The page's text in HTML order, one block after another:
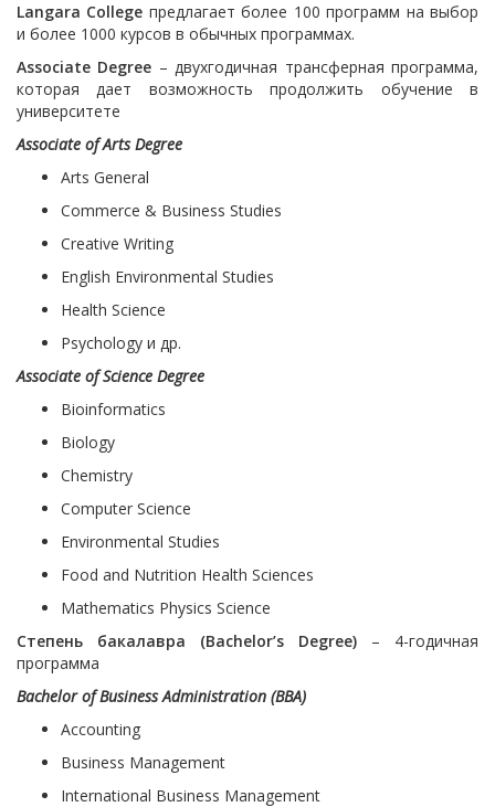
Langara College предлагает более 100 программ на выбор
и более 1000 курсов в обычных программах.
Associate Degree – двухгодичная трансферная программа,
которая дает возможность продолжить обучение в
университете
Associate of Arts Degree
Arts General
Commerce & Business Studies
Creative Writing
English Environmental Studies
Health Science
Psychology и др.
Associate of Science Degree
Bioinformatics
Biology
Chemistry
Computer Science
Environmental Studies
Food and Nutrition Health Sciences
Mathematics Physics Science
Степень бакалавра (Bachelor’s
Degree) – 4-годичная
программа
Bachelor of Business Administration (BBA)
Accounting
Business Management
International Business Management